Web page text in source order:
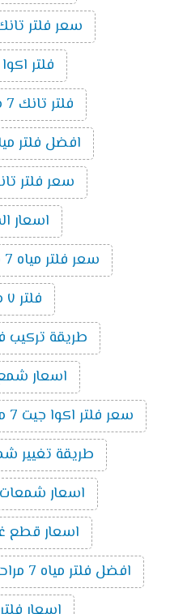
سعر فلتر تانك 7 مراحل
فلتر اكوا
فلتر تانك 7 مراحل بالتقسيط
افضل فلتر مياه 7 مراحل
سعر فلتر تانك 7 مراحل
اسعار الفلتر
سعر فلتر مياه 7 مراحل تايواني 2020
فلتر ٧ مراحل تانك
طريقة تركيب فلتر 7 مراحل
اسعار شمع
سعر فلتر اكوا جيت 7 مراحل
طريقة تغيير شمعات
اسعار شمعات فلتر
اسعار قطع غيار
افضل فلتر مياه 7 مراحل